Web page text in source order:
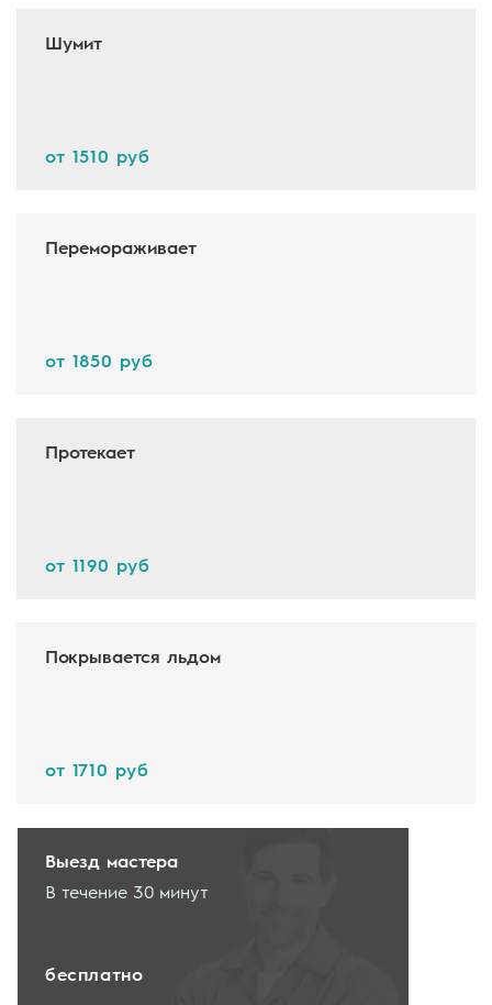
Шумит
от 1510 руб
Перемораживает
от 1850 руб
Протекает
от 1190 руб
Покрывается льдом
от 1710 руб
Выезд мастера
В течение 30 минут
бесплатно